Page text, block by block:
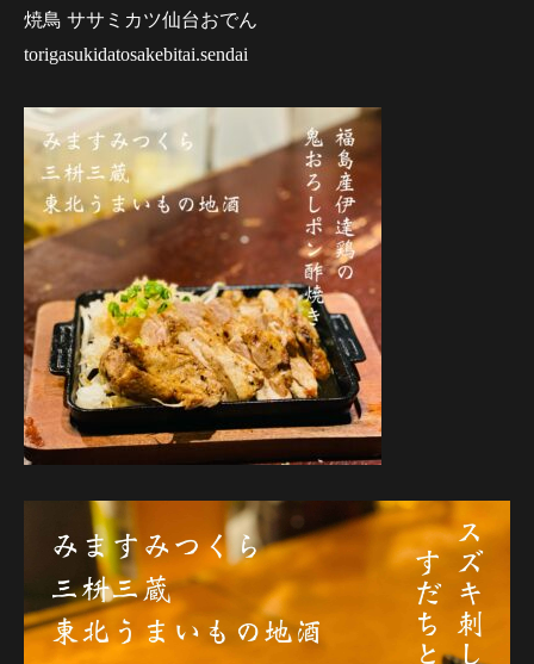
焼鳥 ササミカツ仙台おでん
torigasukidatosakebitai.sendai